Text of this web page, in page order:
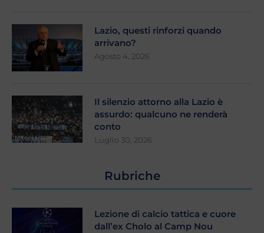
Lazio, questi rinforzi quando
arrivano?
Agosto 4, 2026
Il silenzio attorno alla Lazio è
assurdo: qualcuno ne renderà
conto
Luglio 30, 2026
Rubriche
Lezione di calcio tattica e cuore
dall’ex Cholo al Camp Nou